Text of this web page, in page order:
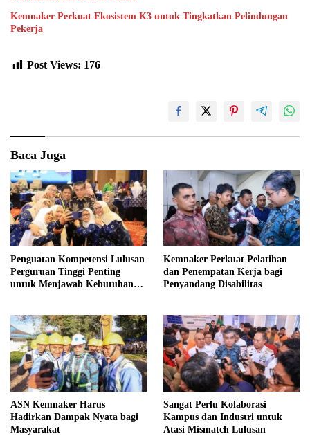
Kemnaker Perkuat Ekosistem K3 untuk Tingkatkan Pelindungan
Pekerja
Post Views: 176
Baca Juga
Penguatan Kompetensi Lulusan
Perguruan Tinggi Penting
untuk Menjawab Kebutuhan
Kemnaker Perkuat Pelatihan
dan Penempatan Kerja bagi
Penyandang Disabilitas
ASN Kemnaker Harus
Hadirkan Dampak Nyata bagi
Masyarakat
Sangat Perlu Kolaborasi
Kampus dan Industri untuk
Atasi Mismatch Lulusan